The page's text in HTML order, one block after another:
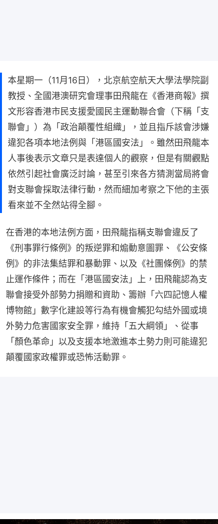
本星期一（11月16日），北京航空航天大學法學院副
教授、全國港澳研究會理事田飛龍在《香港商報》撰
文形容香港市民支援愛國民主運動聯合會（下稱「支
聯會」）為「政治顛覆性組織」，並且指斥該會涉嫌
違犯各項本地法例與「港區國安法」。雖然田飛龍本
人事後表示文章只是表達個人的觀察，但是有關觀點
依然引起社會廣泛討論，甚至引來各方猜測當局將會
對支聯會採取法律行動，然而細加考察之下他的主張
看來並不全然站得全腳。
在香港的本地法例方面，田飛龍指稱支聯會違反了
《刑事罪行條例》的叛逆罪和煽動意圖罪、《公安條
例》的非法集結罪和暴動罪、以及《社團條例》的禁
止運作條件；而在「港區國安法」上，田飛龍認為支
聯會接受外部勢力捐贈和資助、籌辦「六四記憶人權
博物館」數字化建設等行為有機會觸犯勾結外國或境
外勢力危害國家安全罪，維持「五大綱領」、從事
「顏色革命」以及支援本地激進本土勢力則可能違犯
顛覆國家政權罪或恐怖活動罪。